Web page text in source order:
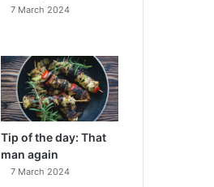
7 March 2024
Tip of the day: That
man again
7 March 2024